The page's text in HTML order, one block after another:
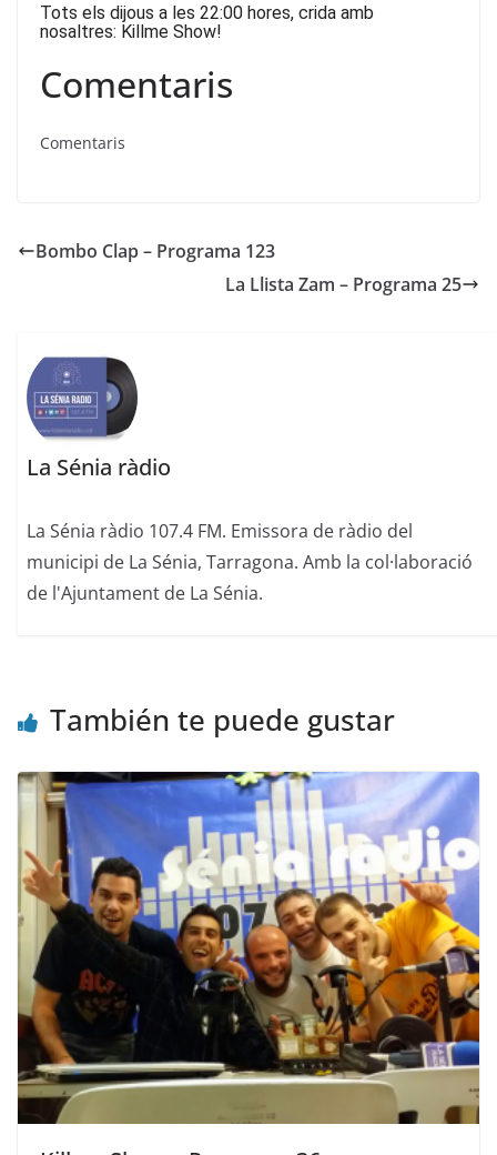
Tots els dijous a les 22:00 hores, crida amb
nosaltres: Killme Show!
Comentaris
Comentaris
Bombo Clap – Programa 123
La Llista Zam – Programa 25
La Sénia ràdio
La Sénia ràdio 107.4 FM. Emissora de ràdio del
municipi de La Sénia, Tarragona. Amb la col·laboració
de l'Ajuntament de La Sénia.
También te puede gustar